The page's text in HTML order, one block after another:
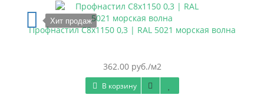
Хит продаж
Профнастил С8х1150 0,3 | RAL 5021 морская волна
362.00 руб./м2
В корзину